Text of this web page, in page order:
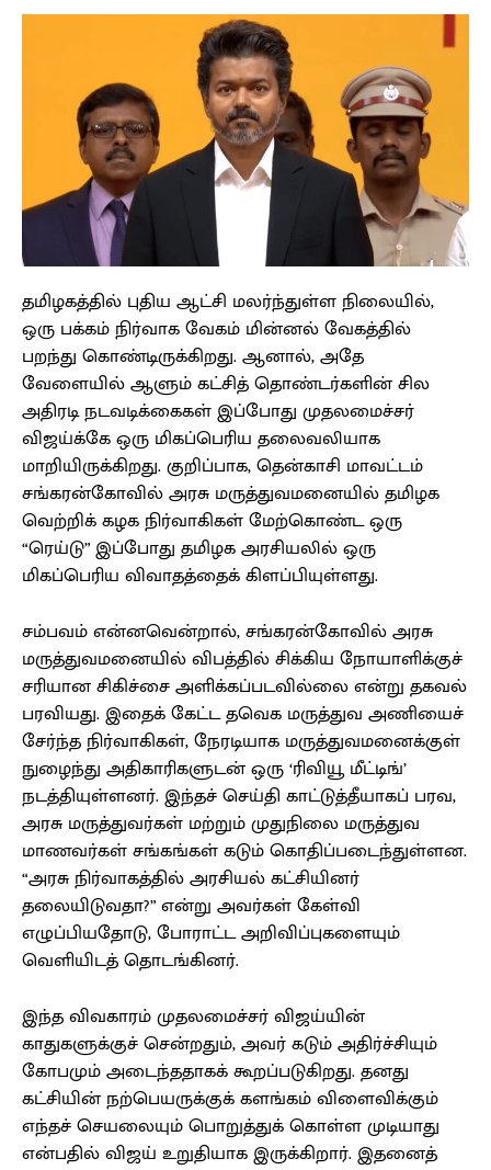
தமிழகத்தில் புதிய ஆட்சி மலர்ந்துள்ள நிலையில்,
ஒரு பக்கம் நிர்வாக வேகம் மின்னல் வேகத்தில்
பறந்து கொண்டிருக்கிறது. ஆனால், அதே
வேளையில் ஆளும் கட்சித் தொண்டர்களின் சில
அதிரடி நடவடிக்கைகள் இப்போது முதலமைச்சர்
விஜய்க்கே ஒரு மிகப்பெரிய தலைவலியாக
மாறியிருக்கிறது. குறிப்பாக, தென்காசி மாவட்டம்
சங்கரன்கோவில் அரசு மருத்துவமனையில் தமிழக
வெற்றிக் கழக நிர்வாகிகள் மேற்கொண்ட ஒரு
“ரெய்டு” இப்போது தமிழக அரசியலில் ஒரு
மிகப்பெரிய விவாதத்தைக் கிளப்பியுள்ளது.
சம்பவம் என்னவென்றால், சங்கரன்கோவில் அரசு
மருத்துவமனையில் விபத்தில் சிக்கிய நோயாளிக்குச்
சரியான சிகிச்சை அளிக்கப்படவில்லை என்று தகவல்
பரவியது. இதைக் கேட்ட தவெக மருத்துவ அணியைச்
சேர்ந்த நிர்வாகிகள், நேரடியாக மருத்துவமனைக்குள்
நுழைந்து அதிகாரிகளுடன் ஒரு ‘ரிவியூ மீட்டிங்’
நடத்தியுள்ளனர். இந்தச் செய்தி காட்டுத்தீயாகப் பரவ,
அரசு மருத்துவர்கள் மற்றும் முதுநிலை மருத்துவ
மாணவர்கள் சங்கங்கள் கடும் கொதிப்படைந்துள்ளன.
“அரசு நிர்வாகத்தில் அரசியல் கட்சியினர்
தலையிடுவதா?” என்று அவர்கள் கேள்வி
எழுப்பியதோடு, போராட்ட அறிவிப்புகளையும்
வெளியிடத் தொடங்கினர்.
இந்த விவகாரம் முதலமைச்சர் விஜய்யின்
காதுகளுக்குச் சென்றதும், அவர் கடும் அதிர்ச்சியும்
கோபமும் அடைந்ததாகக் கூறப்படுகிறது. தனது
கட்சியின் நற்பெயருக்குக் களங்கம் விளைவிக்கும்
எந்தச் செயலையும் பொறுத்துக் கொள்ள முடியாது
என்பதில் விஜய் உறுதியாக இருக்கிறார். இதனைத்